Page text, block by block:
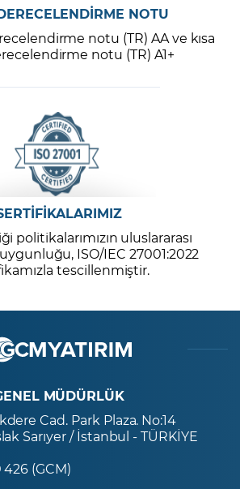
NOTU
notu (TR) AA ve kısa
notu (TR) A1+
politikalarımızın uluslararası
ISO/IEC 27001:2022
tescillenmiştir.
MÜDÜRLÜK
Cad. Park Plaza. No:14
Sarıyer / İstanbul - TÜRKİYE
426 (GCM)